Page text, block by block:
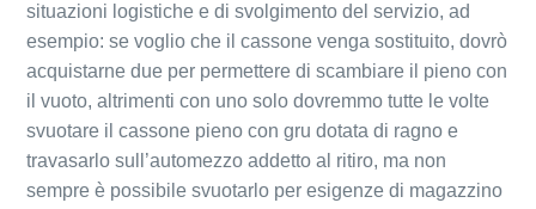
situazioni logistiche e di svolgimento del servizio, ad
esempio: se voglio che il cassone venga sostituito, dovrò
acquistarne due per permettere di scambiare il pieno con
il vuoto, altrimenti con uno solo dovremmo tutte le volte
svuotare il cassone pieno con gru dotata di ragno e
travasarlo sull’automezzo addetto al ritiro, ma non
sempre è possibile svuotarlo per esigenze di magazzino